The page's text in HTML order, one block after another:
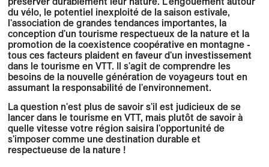
du vélo, le potentiel inexploité de la saison estivale,
l'association de grandes tendances importantes, la
conception d'un tourisme respectueux de la nature et la
promotion de la coexistence coopérative en montagne -
tous ces facteurs plaident en faveur d'un investissement
dans le tourisme en VTT. Il s'agit de comprendre les
besoins de la nouvelle génération de voyageurs tout en
assumant la responsabilité de l'environnement.
La question n'est plus de savoir s'il est judicieux de se
lancer dans le tourisme en VTT, mais plutôt de savoir à
quelle vitesse votre région saisira l'opportunité de
s'imposer comme une destination durable et
respectueuse de la nature !